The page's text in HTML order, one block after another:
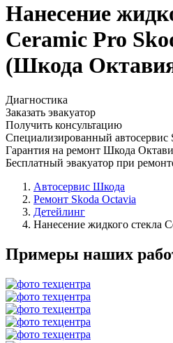
Нанесение
Ceramic Pro
(Шкода
Диагностика
Заказать эвакуатор
Получить консультацию
Специализированный автосервис
Гарантия на ремонт Шкода
Бесплатный эвакуатор при
Автосервис Шкода
Ремонт Skoda Octavia
Детейлинг
Нанесение жидкого стекла
Примеры наших